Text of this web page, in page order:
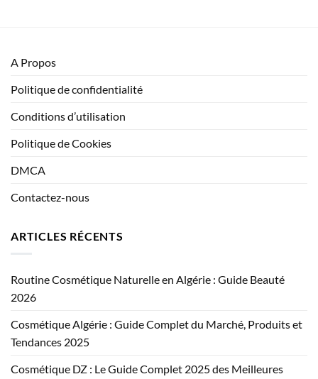
A Propos
Politique de confidentialité
Conditions d’utilisation
Politique de Cookies
DMCA
Contactez-nous
ARTICLES RÉCENTS
Routine Cosmétique Naturelle en Algérie : Guide Beauté
2026
Cosmétique Algérie : Guide Complet du Marché, Produits et
Tendances 2025
Cosmétique DZ : Le Guide Complet 2025 des Meilleures